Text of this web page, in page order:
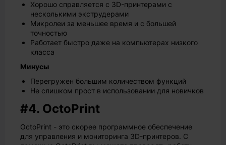
Хорошо справляется с 3D-принтерами с
несколькими экструдерами
Микролеи за меньшее время и с большей
точностью
Работает быстро даже на компьютерах низкого
класса
Минусы
Перегружен большим количеством функций
Не слишком прост в использовании для новичков
#4. OctoPrint
OctoPrint - это скорее программное обеспечение
для управления и мониторинга 3D-принтеров. С